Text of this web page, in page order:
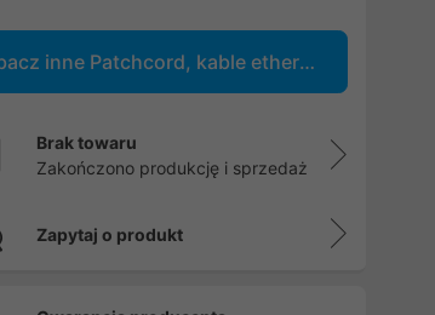
Zobacz inne Patchcord, kable ethernet RJ45, GG45, TERA
Brak towaru
Zakończono produkcję i sprzedaż
Zapytaj o produkt